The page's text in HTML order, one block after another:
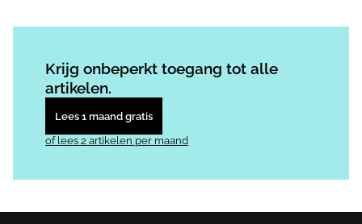
Krijg onbeperkt toegang tot alle
artikelen.
Lees 1 maand gratis
of lees 2 artikelen per maand